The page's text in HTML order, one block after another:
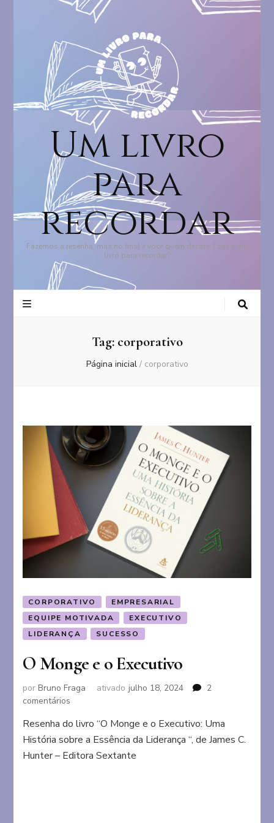
Um livro
para
recordar
Fazemos a resenha, mas no final é você quem decide: Esse é um
livro para recordar?
Tag: corporativo
Página inicial / corporativo
CORPORATIVO
EMPRESARIAL
EQUIPE MOTIVADA
EXECUTIVO
LIDERANÇA
SUCESSO
O Monge e o Executivo
porBruno Fraga ativado julho 18, 2024
2
comentários
Monge
e
o
Resenha do livro “O Monge e o Executivo: Uma
História sobre a Essência da Liderança “, de James C.
Hunter – Editora Sextante